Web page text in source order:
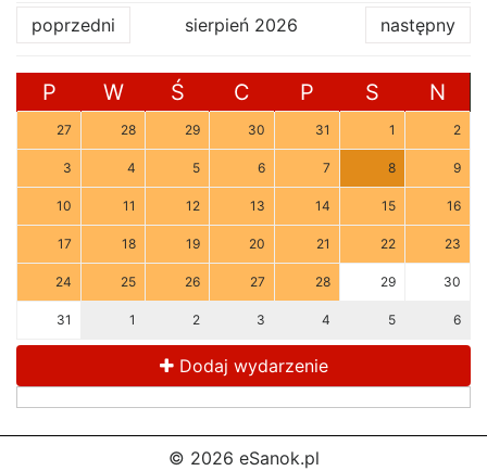
poprzedni sierpień 2026 następny
P W Ś C P S N
27 28 29 30 31 1 2
3 4 5 6 7 8 9
10 11 12 13 14 15 16
17 18 19 20 21 22 23
24 25 26 27 28 29 30
31 1 2 3 4 5 6
Dodaj wydarzenie
© 2026 eSanok.pl